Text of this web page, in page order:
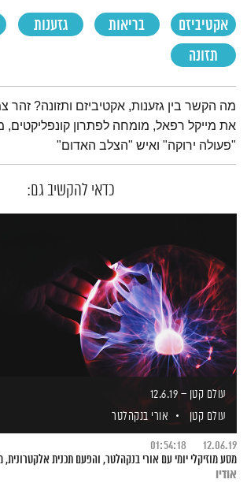
אקטיביזם בריאות גזענות
תזונה
תמצית הפודקאסט
מה הקשר בין גזענות, אקטיביזם ותזונה? זהר
את מייקל רפאל, מומחה לפתרון קונפליקטים,
"פעולה ירוקה" ואיש "הצלב האדום"
כדאי להקשיב גם:
עולם קטן – 12.6.19
עולם קטן
אורי בנקהלטר
12.06.19
01:54:18
מסע מוזיקלי יומי עם אורי בנקהלטר, והפעם תכנית
אודיו